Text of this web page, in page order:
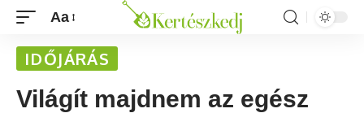
Aa
IDŐJÁRÁS
Világít majdnem az egész